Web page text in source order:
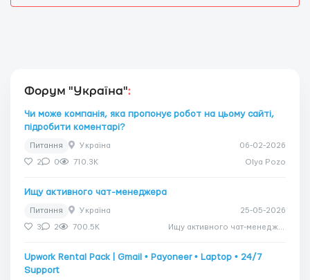
Форум "Україна":
Чи може компанія, яка пропонує робот на цьому сайті,
підробити коментарі?
Питання Україна 06-02-2026
2 0 710.3K Olya Pozo
Ищу активного чат-менеджера
Питання Україна 25-05-2026
3 2 700.5K
Upwork Rental Pack | Gmail • Payoneer • Laptop • 24/7
Support